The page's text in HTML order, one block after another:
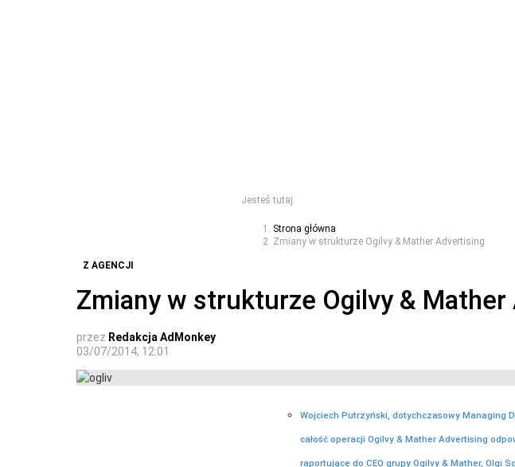
Jesteś tutaj:
Strona główna
Zmiany w strukturze Ogilvy & Mather Advertising
Z AGENCJI
Zmiany w strukturze Ogilvy &
przez Redakcja AdMonkey
03/07/2014, 12:01
Wojciech Putrzyński, dotychczasowy Managing
całość operacji Ogilvy & Mather Advertising
raportujące do CEO grupy Ogilvy & Mather, Olgi